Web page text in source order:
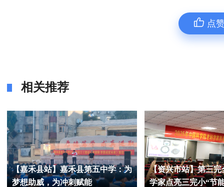
点
相关推荐
【嘉禾县站】嘉禾县第五中学：为
梦想助威，为冲刺赋能
【资兴市站】第三完
学家点亮三完小“节